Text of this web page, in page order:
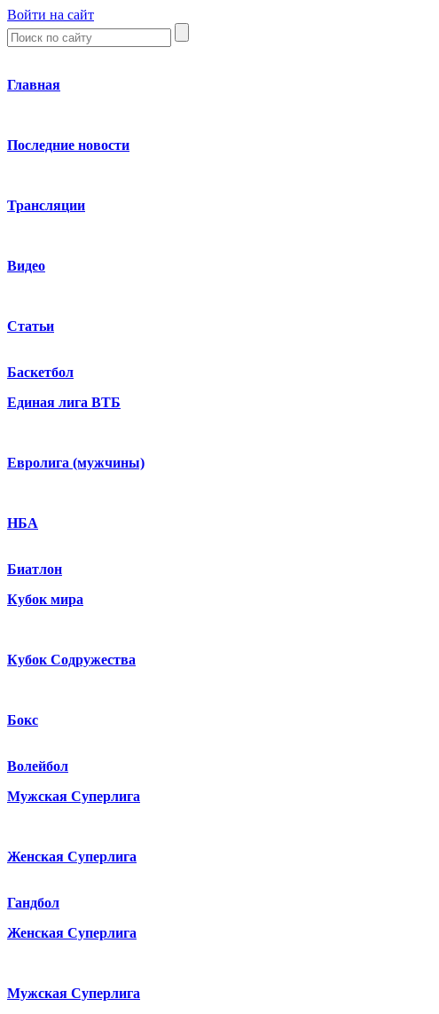
Войти на сайт
Главная
Последние новости
Трансляции
Видео
Статьи
Баскетбол
Единая лига ВТБ
Евролига (мужчины)
НБА
Биатлон
Кубок мира
Кубок Содружества
Бокс
Волейбол
Мужская Суперлига
Женская Суперлига
Гандбол
Женская Суперлига
Мужская Суперлига